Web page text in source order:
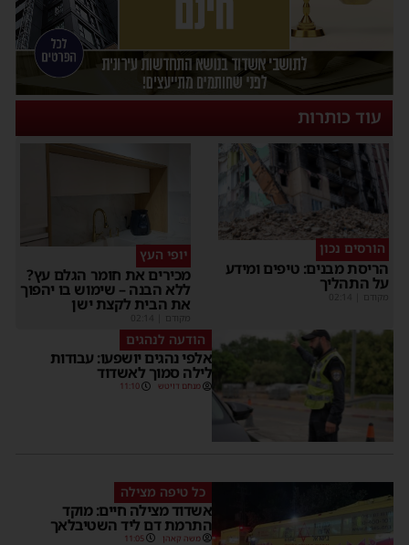
עוד כותרות
הורסים נכון
הריסת מבנים: טיפים ומידע
על התהליך
מקודם
יופי העץ
מכירים את חומר הגלם עץ?
ללא הבנה – שימוש בו יהפוך
את הבית לקצת ישן
מקודם
הודעה לנהגים
אלפי נהגים יושפעו: עבודות
לילה סמוך לאשדוד
מנחם דויטש 11:10
כל טיפה מצילה
אשדוד מצילה חיים: מוקד
התרמת דם ליד השטיבלאך
משה קאהן 11:05